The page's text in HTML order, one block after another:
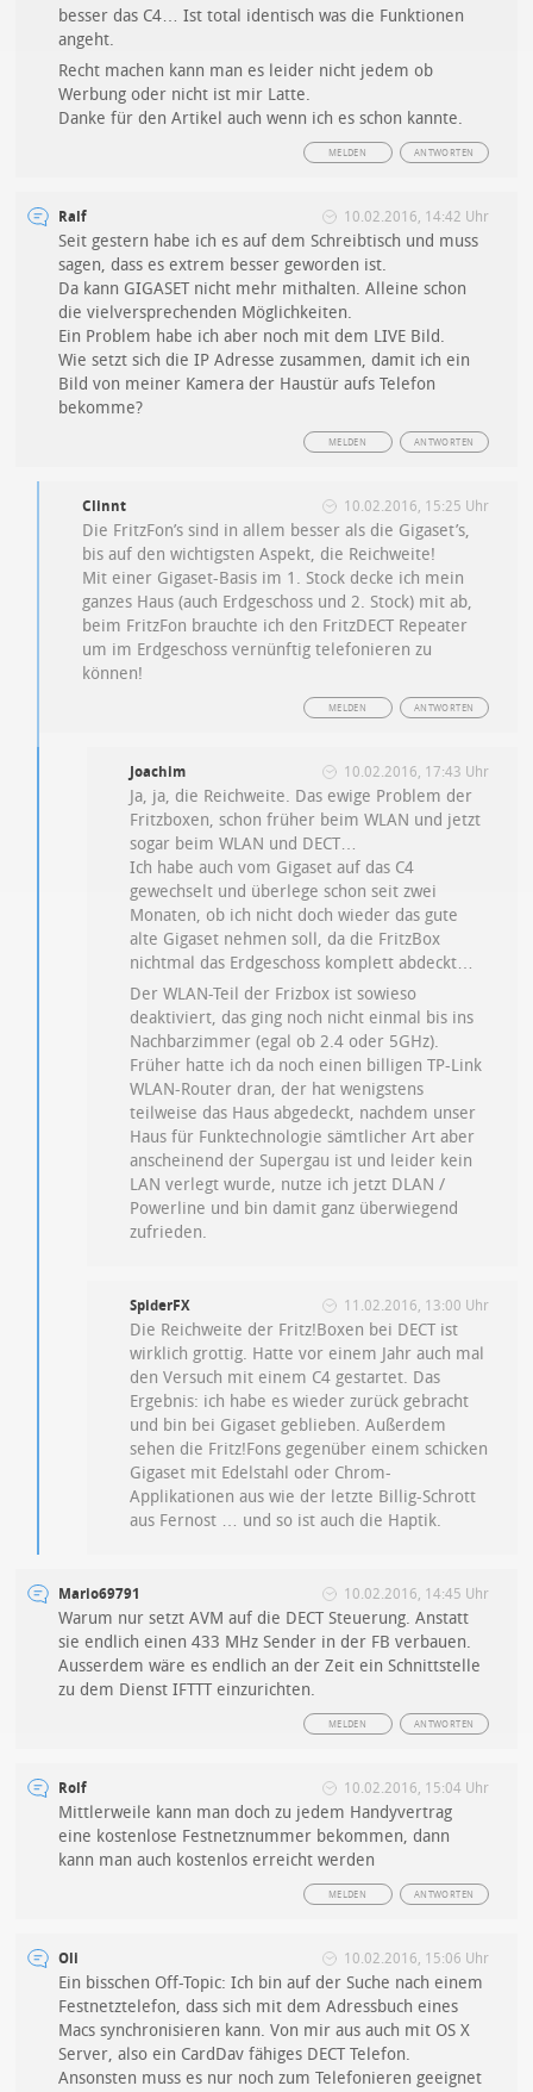
besser das C4… Ist total identisch was die Funktionen
angeht.
Recht machen kann man es leider nicht jedem ob
Werbung oder nicht ist mir Latte.
Danke für den Artikel auch wenn ich es schon kannte.
ANTWORTEN
MELDEN
Ralf 10.02.2016, 14:42 Uhr
Seit gestern habe ich es auf dem Schreibtisch und muss
sagen, dass es extrem besser geworden ist.
Da kann GIGASET nicht mehr mithalten. Alleine schon
die vielversprechenden Möglichkeiten.
Ein Problem habe ich aber noch mit dem LIVE Bild.
Wie setzt sich die IP Adresse zusammen, damit ich ein
Bild von meiner Kamera der Haustür aufs Telefon
bekomme?
ANTWORTEN
MELDEN
Clinnt 10.02.2016, 15:25 Uhr
Die FritzFon’s sind in allem besser als die Gigaset’s,
bis auf den wichtigsten Aspekt, die Reichweite!
Mit einer Gigaset-Basis im 1. Stock decke ich mein
ganzes Haus (auch Erdgeschoss und 2. Stock) mit ab,
beim FritzFon brauchte ich den FritzDECT Repeater
um im Erdgeschoss vernünftig telefonieren zu
können!
ANTWORTEN
MELDEN
Joachim 10.02.2016, 17:43 Uhr
Ja, ja, die Reichweite. Das ewige Problem der
Fritzboxen, schon früher beim WLAN und jetzt
sogar beim WLAN und DECT…
Ich habe auch vom Gigaset auf das C4
gewechselt und überlege schon seit zwei
Monaten, ob ich nicht doch wieder das gute
alte Gigaset nehmen soll, da die FritzBox
nichtmal das Erdgeschoss komplett abdeckt…
Der WLAN-Teil der Frizbox ist sowieso
deaktiviert, das ging noch nicht einmal bis ins
Nachbarzimmer (egal ob 2.4 oder 5GHz).
Früher hatte ich da noch einen billigen TP-Link
WLAN-Router dran, der hat wenigstens
teilweise das Haus abgedeckt, nachdem unser
Haus für Funktechnologie sämtlicher Art aber
anscheinend der Supergau ist und leider kein
LAN verlegt wurde, nutze ich jetzt DLAN /
Powerline und bin damit ganz überwiegend
zufrieden.
SpiderFX 11.02.2016, 13:00 Uhr
Die Reichweite der Fritz!Boxen bei DECT ist
wirklich grottig. Hatte vor einem Jahr auch mal
den Versuch mit einem C4 gestartet. Das
Ergebnis: ich habe es wieder zurück gebracht
und bin bei Gigaset geblieben. Außerdem
sehen die Fritz!Fons gegenüber einem schicken
Gigaset mit Edelstahl oder Chrom-
Applikationen aus wie der letzte Billig-Schrott
aus Fernost … und so ist auch die Haptik.
Mario69791 10.02.2016, 14:45 Uhr
Warum nur setzt AVM auf die DECT Steuerung. Anstatt
sie endlich einen 433 MHz Sender in der FB verbauen.
Ausserdem wäre es endlich an der Zeit ein Schnittstelle
zu dem Dienst IFTTT einzurichten.
ANTWORTEN
MELDEN
Rolf 10.02.2016, 15:04 Uhr
Mittlerweile kann man doch zu jedem Handyvertrag
eine kostenlose Festnetznummer bekommen, dann
kann man auch kostenlos erreicht werden
ANTWORTEN
MELDEN
Oli 10.02.2016, 15:06 Uhr
Ein bisschen Off-Topic: Ich bin auf der Suche nach einem
Festnetztelefon, dass sich mit dem Adressbuch eines
Macs synchronisieren kann. Von mir aus auch mit OS X
Server, also ein CardDav fähiges DECT Telefon.
Ansonsten muss es nur noch zum Telefonieren geeignet